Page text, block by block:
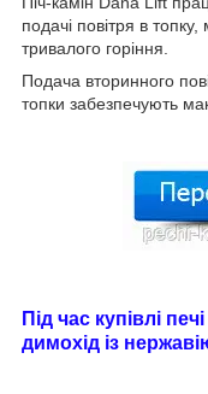
подачі повітря в
тривалого горіння.
Подача вторинного
топки забезпечують
Під час купівлі
димохід із